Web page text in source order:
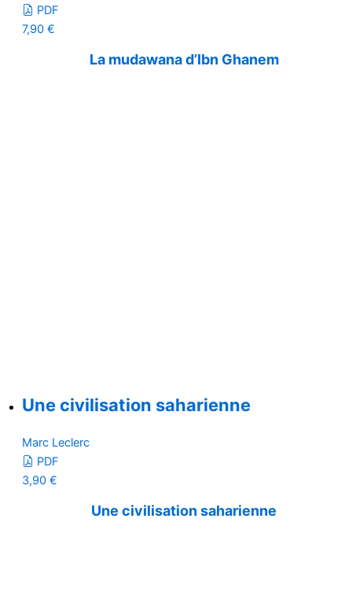
PDF
7,90 €
La mudawana d’Ibn Ghanem
Une civilisation saharienne
Marc Leclerc
PDF
3,90 €
Une civilisation saharienne